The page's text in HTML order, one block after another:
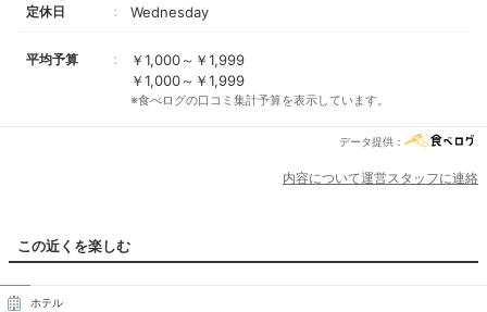
定休日 Wednesday
平均予算
￥1,000～￥1,999
￥1,000～￥1,999
※食べログの口コミ集計予算を表示しています。
データ提供：
内容について運営スタッフに連絡
この近くを楽しむ
ホテル